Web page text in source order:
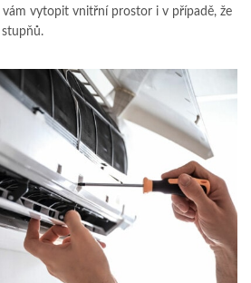
vám vytopit vnitřní prostor i v případě, že